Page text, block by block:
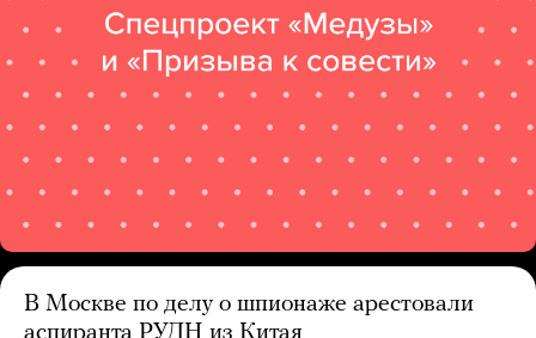
В Москве по делу о шпионаже арестовали